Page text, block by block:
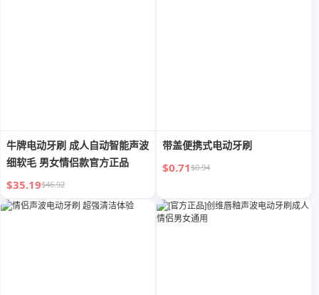
牛牌电动牙刷 成人自动智能声波
细软毛 男女情侣款官方正品
$35.19$46.92
带盖便携式电动牙刷
$0.71$0.94